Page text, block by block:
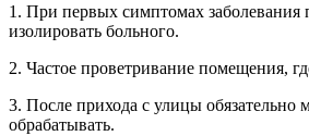
1. При первых симптомах заболевания
изолировать больного.
2. Частое проветривание помещения,
3. После прихода с улицы обязательно
обрабатывать.